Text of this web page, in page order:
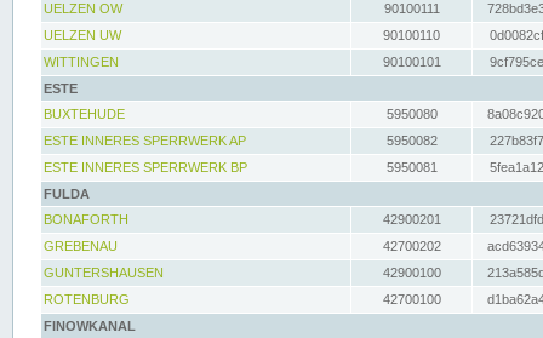
UELZEN OW
90100111
UELZEN UW
90100110
WITTINGEN
90100101
ESTE
BUXTEHUDE
5950080
ESTE INNERES SPERRWERK AP
5950082
ESTE INNERES SPERRWERK BP
5950081
FULDA
BONAFORTH
42900201
GREBENAU
42700202
GUNTERSHAUSEN
42900100
ROTENBURG
42700100
FINOWKANAL